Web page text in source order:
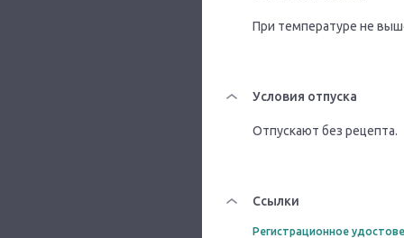
При температуре не
Условия отпуска
Отпускают без рецепта.
Ссылки
Регистрационное